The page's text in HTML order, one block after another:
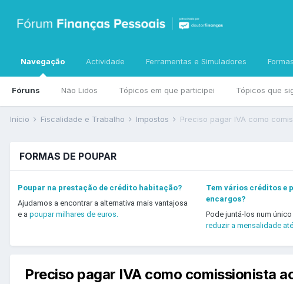
Navegação
Fóruns Não Lidos Tópicos em que participei Tópicos que
Actividade Ferramentas e Simuladores
Início Fiscalidade e Trabalho Impostos Preciso pagar IVA como
FORMAS DE POUPAR
Poupar na prestação de crédito habitação?
Ajudamos a encontrar a alternativa mais vantajosa
e a poupar milhares de euros.
Tem vários créditos e
encargos?
Pode juntá-los num
reduzir a mensalidade
Preciso pagar IVA como comissionista